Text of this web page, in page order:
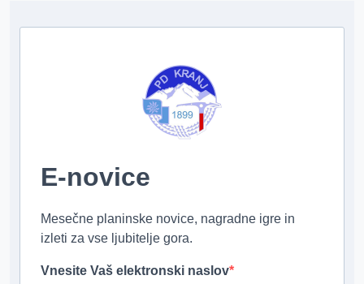
E-novice
Mesečne planinske novice, nagradne igre in
izleti za vse ljubitelje gora.
Vnesite Vaš elektronski naslov